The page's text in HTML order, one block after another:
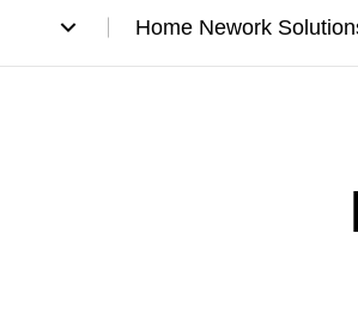
Home Nework